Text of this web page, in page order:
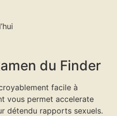
du Finder
facile à
vous permet accelerate
détendu rapports sexuels.